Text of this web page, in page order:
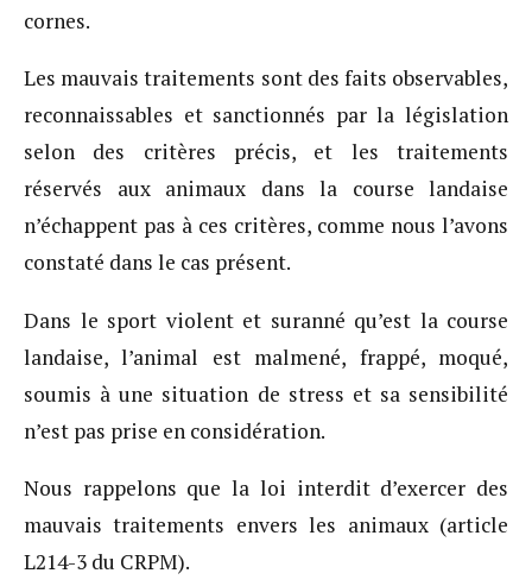
cornes.
Les mauvais traitements sont des faits observables,
reconnaissables et sanctionnés par la législation
selon des critères précis, et les traitements
réservés aux animaux dans la course landaise
n’échappent pas à ces critères, comme nous l’avons
constaté dans le cas présent.
Dans le sport violent et suranné qu’est la course
landaise, l’animal est malmené, frappé, moqué,
soumis à une situation de stress et sa sensibilité
n’est pas prise en considération.
Nous rappelons que la loi interdit d’exercer des
mauvais traitements envers les animaux (article
L214-3 du CRPM).